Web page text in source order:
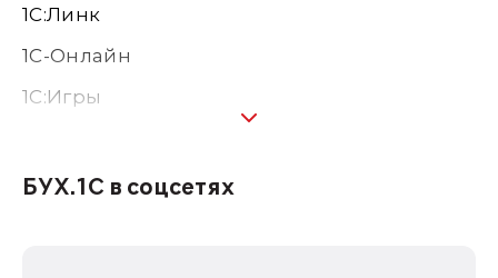
1С:Линк
1С-Онлайн
1C:Игры
1С:Консалтинг
БУХ.1С в соцсетях